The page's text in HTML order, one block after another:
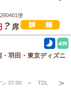
便
? 席
羽田・東京ディズニ
ン 07:00 ＝ TDL